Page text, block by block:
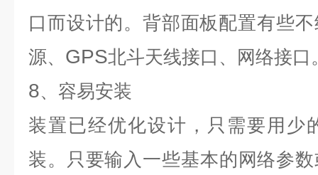
口而设计的。背部面板配置有些
源、 GPS北斗天线接口、网络接口
8、容易安装
装置已经优化设计，只需要用少
装。只要输入一些基本的网络参